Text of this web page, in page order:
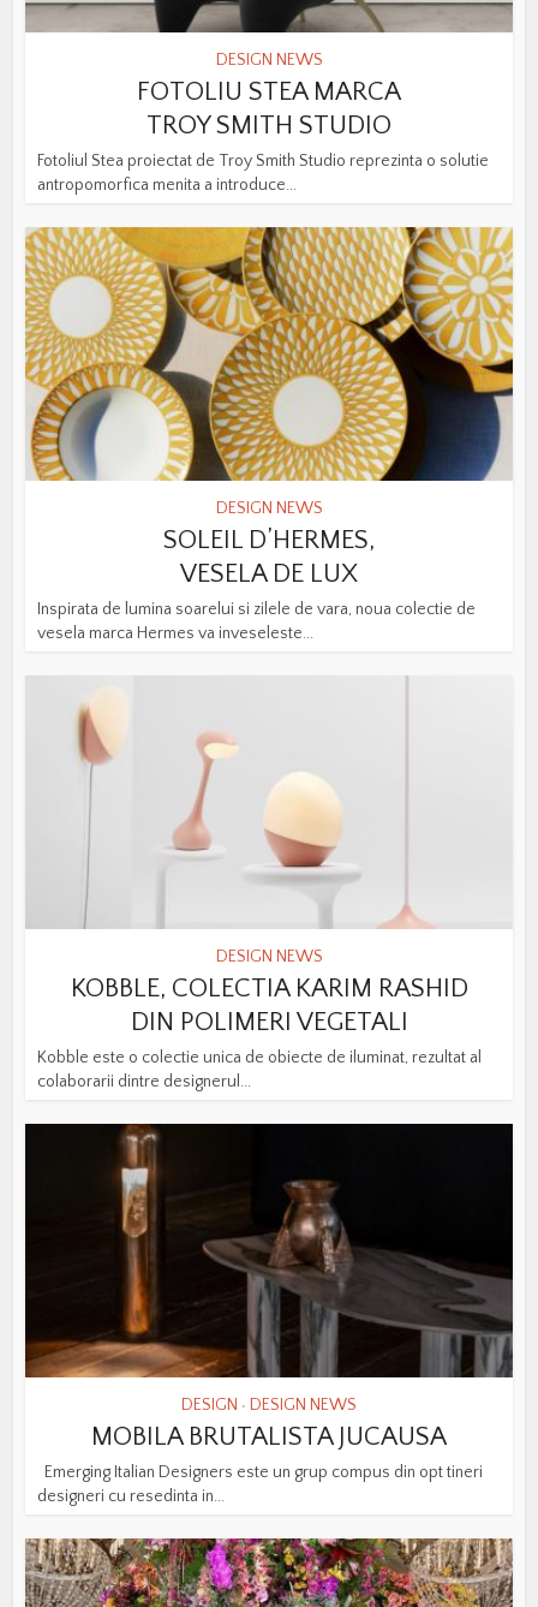
DESIGN NEWS
FOTOLIU STEA MARCA
TROY SMITH STUDIO
Fotoliul Stea proiectat de Troy Smith Studio reprezinta o solutie
antropomorfica menita a introduce...
DESIGN NEWS
SOLEIL D’HERMES,
VESELA DE LUX
Inspirata de lumina soarelui si zilele de vara, noua colectie de
vesela marca Hermes va inveseleste...
DESIGN NEWS
KOBBLE, COLECTIA KARIM RASHID
DIN POLIMERI VEGETALI
Kobble este o colectie unica de obiecte de iluminat, rezultat al
colaborarii dintre designerul...
DESIGN • DESIGN NEWS
MOBILA BRUTALISTA JUCAUSA
Emerging Italian Designers este un grup compus din opt tineri
designeri cu resedinta in...